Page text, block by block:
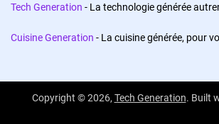
Tech Generation - La technologie générée
Cuisine Generation - La cuisine générée, pour
Copyright © 2026, Tech Generation. Built